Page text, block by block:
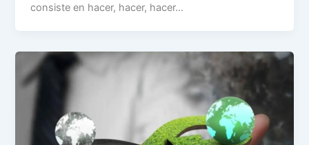
consiste en hacer, hacer, hacer…